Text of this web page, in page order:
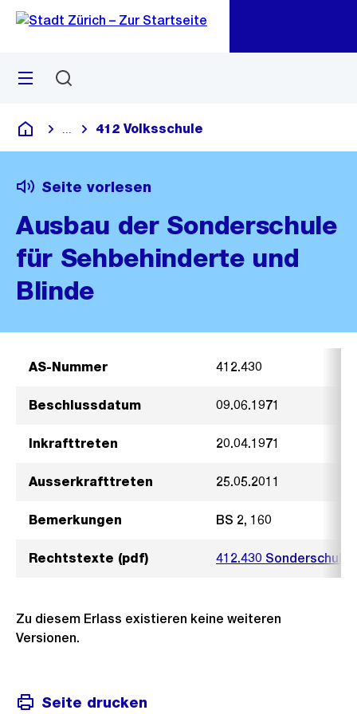
Navigation
Sprunglink
Menü
Deutsch
Blende alle Breadcrumbs ein
412 Volksschule
Seite vorlesen
Ausbau der Sonderschule
für Sehbehinderte und
Blinde
AS-Nummer 412.430
Beschlussdatum 09.06.1971
Inkrafttreten 20.04.1971
Ausserkrafttreten 25.05.2011
Bemerkungen BS 2, 160
Rechtstexte (pdf) 412.430
Zu diesem Erlass existieren keine weiteren
Versionen.
Seite drucken